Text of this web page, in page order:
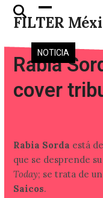
Skip
FILTER
Open
mobile
menu
Close
mobile
menu
NOTICIA
Rabia
cover
Rabia Sorda está
que se desprende
Today; se trata de
Saicos.